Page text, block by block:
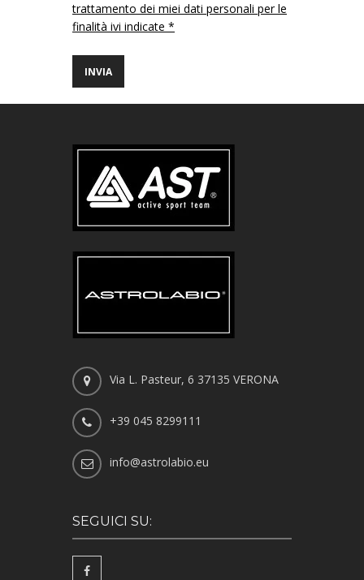
trattamento dei miei dati personali per le
finalità ivi indicate *
Via L. Pasteur, 6 37135 VERONA
+39 045 8299111
info@astrolabio.eu
SEGUICI SU: